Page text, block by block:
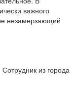
важного
незамерзающий
Сотрудник из города